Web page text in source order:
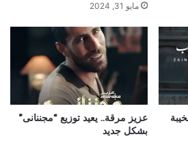
مايو 31, 2024
عزيز مرقة.. يعيد توزيع “مجننانى”
بشكل جديد